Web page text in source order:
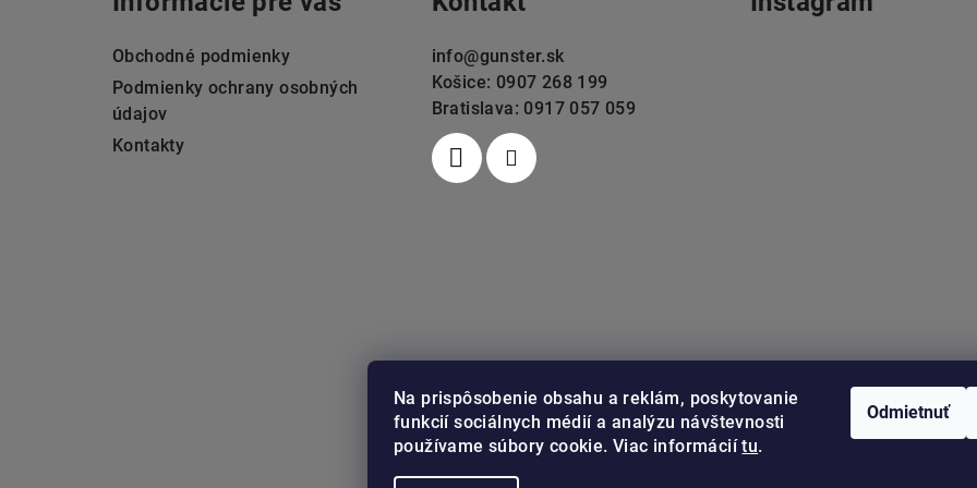
Na prispôsobenie obsahu a reklám, poskytovanie
funkcií sociálnych médií a analýzu návštevnosti
používame súbory cookie. Viac informáciítu.
Odmietnuť
Obchodné podmienky
Podmienky ochrany osobných
údajov
Kontakty
info@gunster.sk
Košice: 0907 268 199
Bratislava: 0917 057 059